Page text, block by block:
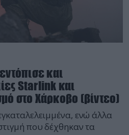
και
Starlink και
στο Χάρκοβο (βίντεο)
ενώ άλλα
που δέχθηκαν τα